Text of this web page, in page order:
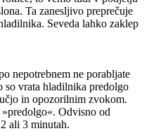
Ta zanesljivo preprečuje
Seveda lahko zaklep
nepotrebnem ne porabljate
vrata hladilnika predolgo
in opozorilnim zvokom.
Odvisno od
ali 3 minutah.